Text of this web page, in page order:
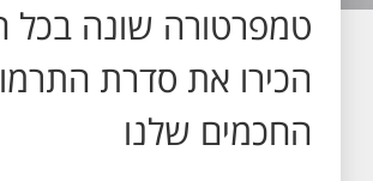
טמפרטורה שונה בכל
הכירו את סדרת
החכמים שלנו